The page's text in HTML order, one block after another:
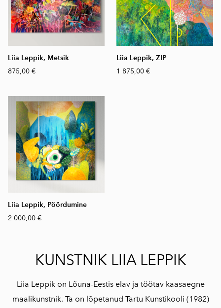
Liia Leppik, Metsik
875,00 €
Liia Leppik, ZIP
1 875,00 €
Liia Leppik, Pöördumine
2 000,00 €
KUNSTNIK LIIA LEPPIK
Liia Leppik on Lõuna-Eestis elav ja töötav kaasaegne
maalikunstnik. Ta on lõpetanud Tartu Kunstikooli (1982)